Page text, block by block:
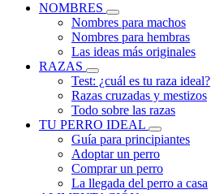
NOMBRES
Nombres para machos
Nombres para hembras
Las ideas más originales
RAZAS
Test: ¿cuál es tu raza ideal?
Razas cruzadas y mestizos
Todo sobre las razas
TU PERRO IDEAL
Guía para principiantes
Adoptar un perro
Comprar un perro
La llegada del perro a casa